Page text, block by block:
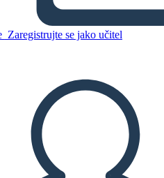
Zaregistrujte se jako učitel
tento scénář
PREZENTACI
PŘEČTI MI